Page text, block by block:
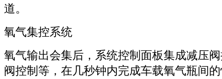
道。
氧气集控系统
氧气输出会集后，系统控制面板集成减压
阀控制等，在几秒钟内完成车载氧气瓶间